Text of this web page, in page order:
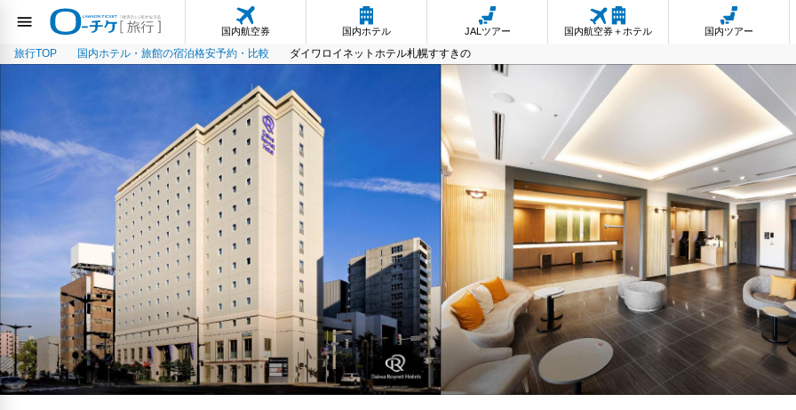
国内航空券 国内ホテル JALツアー 国内航空券＋ホテル 国内ツアー
旅行TOP 国内ホテル・旅館の宿泊格安予約・比較 ダイワロイネットホテル札幌すすきの